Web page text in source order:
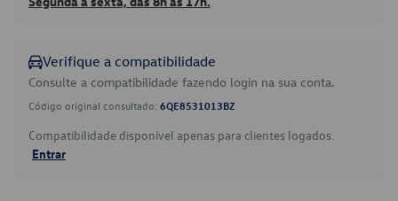
Verifique a compatibilidade
Consulte a compatibilidade fazendo login na sua conta.
Código original consultado: 6QE8531013BZ
Compatibilidade disponível apenas para clientes logados.
Entrar